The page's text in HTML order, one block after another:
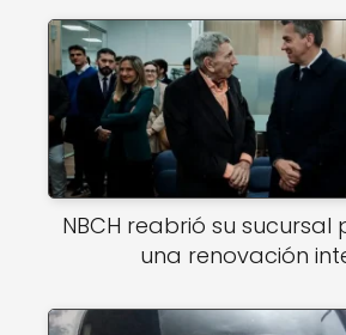
NBCH reabrió su
una renovación